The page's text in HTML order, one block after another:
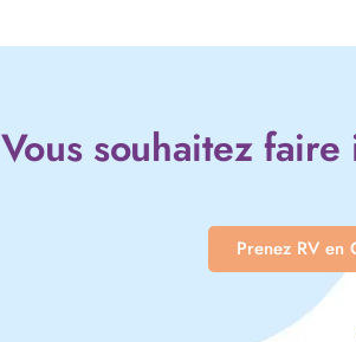
Vous souhaitez
Prenez RV en